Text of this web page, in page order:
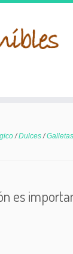
/Dulces/Galletas
es